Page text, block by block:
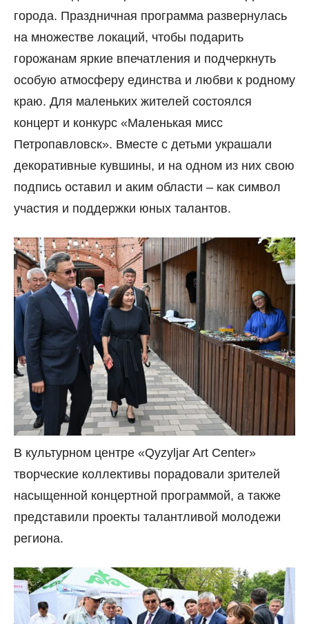
города. Праздничная программа развернулась
на множестве локаций, чтобы подарить
горожанам яркие впечатления и подчеркнуть
особую атмосферу единства и любви к родному
краю. Для маленьких жителей состоялся
концерт и конкурс «Маленькая мисс
Петропавловск». Вместе с детьми украшали
декоративные кувшины, и на одном из них свою
подпись оставил и аким области – как символ
участия и поддержки юных талантов.
В культурном центре «Qyzyljar Art Center»
творческие коллективы порадовали зрителей
насыщенной концертной программой, а также
представили проекты талантливой молодежи
региона.